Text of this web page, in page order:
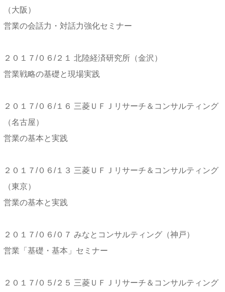
（大阪）
営業の会話力・対話力強化セミナー
２０１７/０６/２１ 北陸経済研究所（金沢）
営業戦略の基礎と現場実践
２０１７/０６/１６ 三菱ＵＦＪリサーチ＆コンサルティング
（名古屋）
営業の基本と実践
２０１７/０６/１３ 三菱ＵＦＪリサーチ＆コンサルティング
（東京）
営業の基本と実践
２０１７/０６/０７ みなとコンサルティング（神戸）
営業「基礎・基本」セミナー
２０１７/０５/２５ 三菱ＵＦＪリサーチ＆コンサルティング